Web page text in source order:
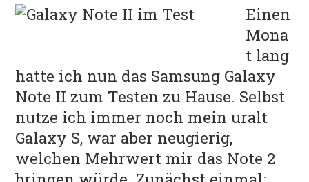
POLITIK
Einen
Mona
t lang
hatte ich nun das Samsung Galaxy
Note II zum Testen zu Hause. Selbst
nutze ich immer noch mein uralt
Galaxy S, war aber neugierig,
welchen Mehrwert mir das Note 2